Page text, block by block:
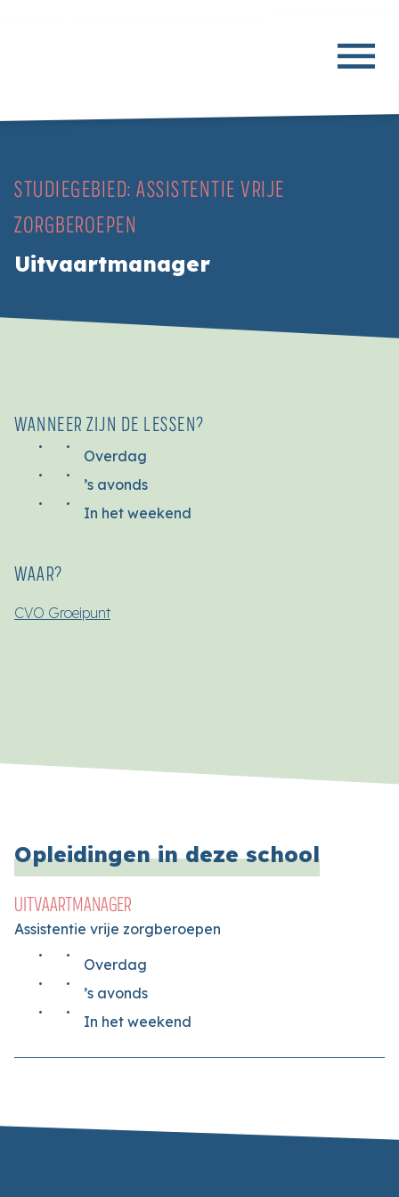
STUDIEGEBIED: ASSISTENTIE VRIJE
ZORGBEROEPEN
Uitvaartmanager
WANNEER ZIJN DE LESSEN?
Overdag
’s avonds
In het weekend
WAAR?
CVO Groeipunt
Opleidingen in deze school
UITVAARTMANAGER
Assistentie vrije zorgberoepen
Overdag
’s avonds
In het weekend